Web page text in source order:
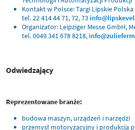
Kontakt w Polsce: Targi Lipskie Polska
tel. 22 414 44 71, 72, 73
Organizator: Leipziger Messe GmbH,
tel. 0049 341 678 8218,
Odwiedzający
Reprezentowane branże:
budowa maszyn, urządzeń i narzędzi
przemysł motoryzacyjny i produkcja